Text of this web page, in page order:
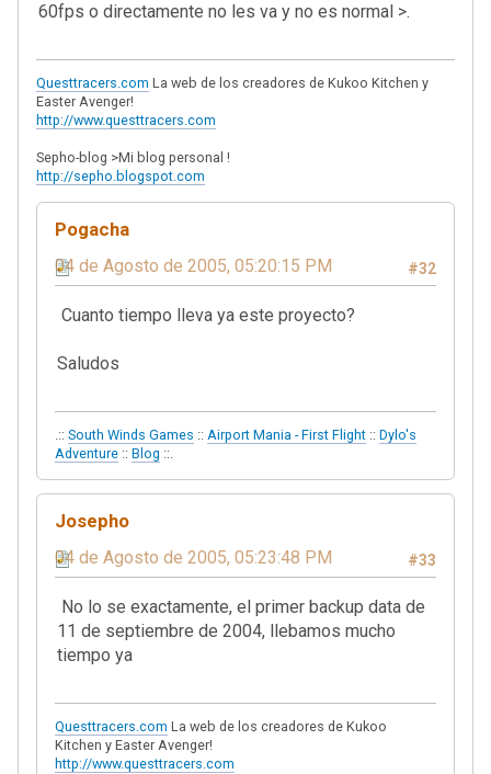
60fps o directamente no les va y no es normal >.
Questtracers.com La web de los creadores de Kukoo Kitchen y
Easter Avenger!
http://www.questtracers.com
Sepho-blog >Mi blog personal !
http://sepho.blogspot.com
Pogacha
#32
04 de Agosto de 2005, 05:20:15 PM
Cuanto tiempo lleva ya este proyecto?
Saludos
.:: South Winds Games :: Airport Mania - First Flight :: Dylo's
Adventure :: Blog ::.
Josepho
#33
04 de Agosto de 2005, 05:23:48 PM
No lo se exactamente, el primer backup data de
11 de septiembre de 2004, llebamos mucho
tiempo ya
Questtracers.com La web de los creadores de Kukoo
Kitchen y Easter Avenger!
http://www.questtracers.com